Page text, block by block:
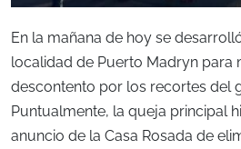
En la mañana de hoy se
localidad de Puerto Madryn para
descontento por los recortes del
Puntualmente, la queja principal
anuncio de la Casa Rosada de